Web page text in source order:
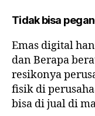
Tidak bisa
Emas digital
dan Berapa
resikonya
fisik di
bisa di jual di